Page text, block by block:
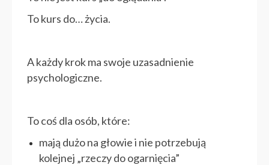
To kurs do… życia.
A każdy krok ma swoje uzasadnienie
psychologiczne.
To coś dla osób, które:
mają dużo na głowie i nie potrzebują
kolejnej „rzeczy do ogarnięcia”